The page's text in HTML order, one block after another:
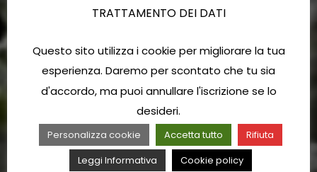
TRATTAMENTO DEI DATI
Questo sito utilizza i cookie per migliorare la tua
esperienza. Daremo per scontato che tu sia
d'accordo, ma puoi annullare l'iscrizione se lo
desideri.
Personalizza cookie Accetta tutto
Rifiuta
Leggi Informativa
Cookie policy